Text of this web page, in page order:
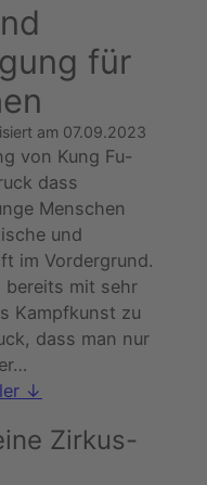
für
am 07.09.2023
von Kung Fu-
dass
Menschen
und
im Vordergrund.
bereits mit sehr
Kampfkunst zu
dass man nur
↓
Zirkus-